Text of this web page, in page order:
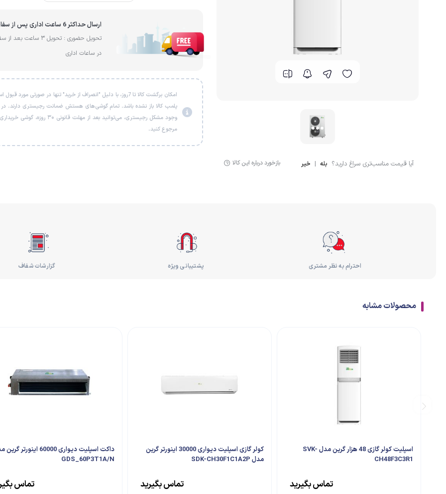
آیا قیمت مناسب‌تری سراغ دارید؟ بله | خیر بازخورد درباره این کالا
ارسال حداکثر 6 ساعت اداری پس از سفارش
تحویل حضوری : تحویل 3 ساعت
در ساعات اداری
امکان برگشت کالا تا 7روز، با دلیل "انصراف از خرید" تنها در صورتی مورد
پلمب کالا باز نشده باشد. تمام گوشی‌های هستش ضمانت رجیستری دارند.
وجود مشکل رجیستری، می‌توانید بعد از مهلت قانونی ۳۰
مرجوع کنید.
احترام به نظر مشتری پشتیبانی ویژه گزارشات شفاف
محصولات مشابه
اسپلیت کولر گازی 48 هزار گرین مدل SVK-
CH48F3C3R1
تماس بگیرید
کولر گازی اسپلیت دیواری 30000 اینورتر گرین
مدل SDK-CH30F1C1A2P
تماس بگیرید
داکت اسپلیت دیواری 60000 اینورتر
GDS_60P3T1A/N
تماس